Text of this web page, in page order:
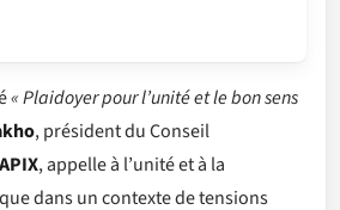
« Plaidoyer pour l’unité et le bon sens
, président du Conseil
APIX, appelle à l’unité et à la
dans un contexte de tensions